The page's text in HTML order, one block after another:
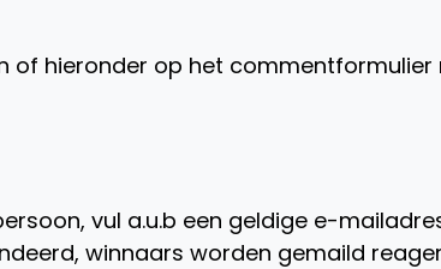
of hieronder op het commentformulier
vul a.u.b een geldige e-
winnaars worden gemaild